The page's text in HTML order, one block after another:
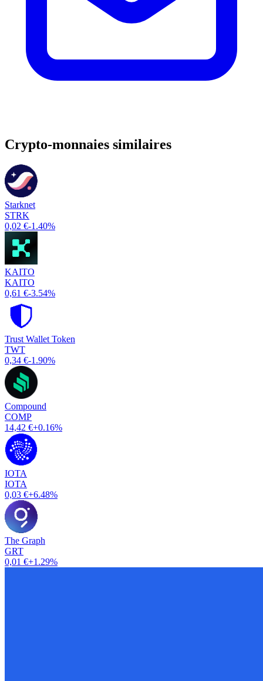
Crypto-monnaies similaires
Starknet
STRK
0,02 €-1.40%
KAITO
KAITO
0,61 €-3.54%
Trust Wallet Token
TWT
0,34 €-1.90%
Compound
COMP
14,42 €+0.16%
IOTA
IOTA
0,03 €+6.48%
The Graph
GRT
0,01 €+1.29%